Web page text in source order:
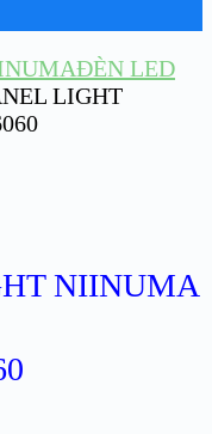
ĐÈN LED
LIGHT
NIINUMA